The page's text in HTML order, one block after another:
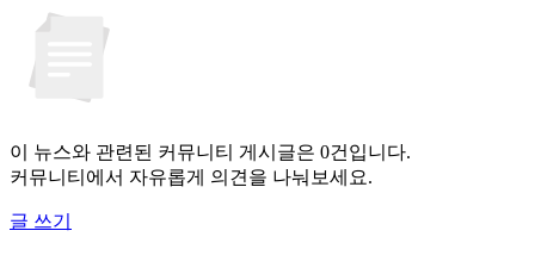
이 뉴스와 관련된 커뮤니티 게시글은 0건입니다.
커뮤니티에서 자유롭게 의견을 나눠보세요.
글 쓰기